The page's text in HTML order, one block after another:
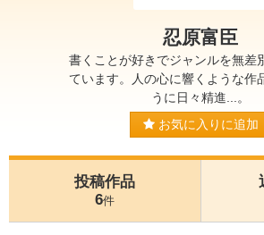
忍原富臣
書くことが好きでジャンルを無差
ています。人の心に響くような作
うに日々精進...。
お気に入りに追加
投稿作品
6件